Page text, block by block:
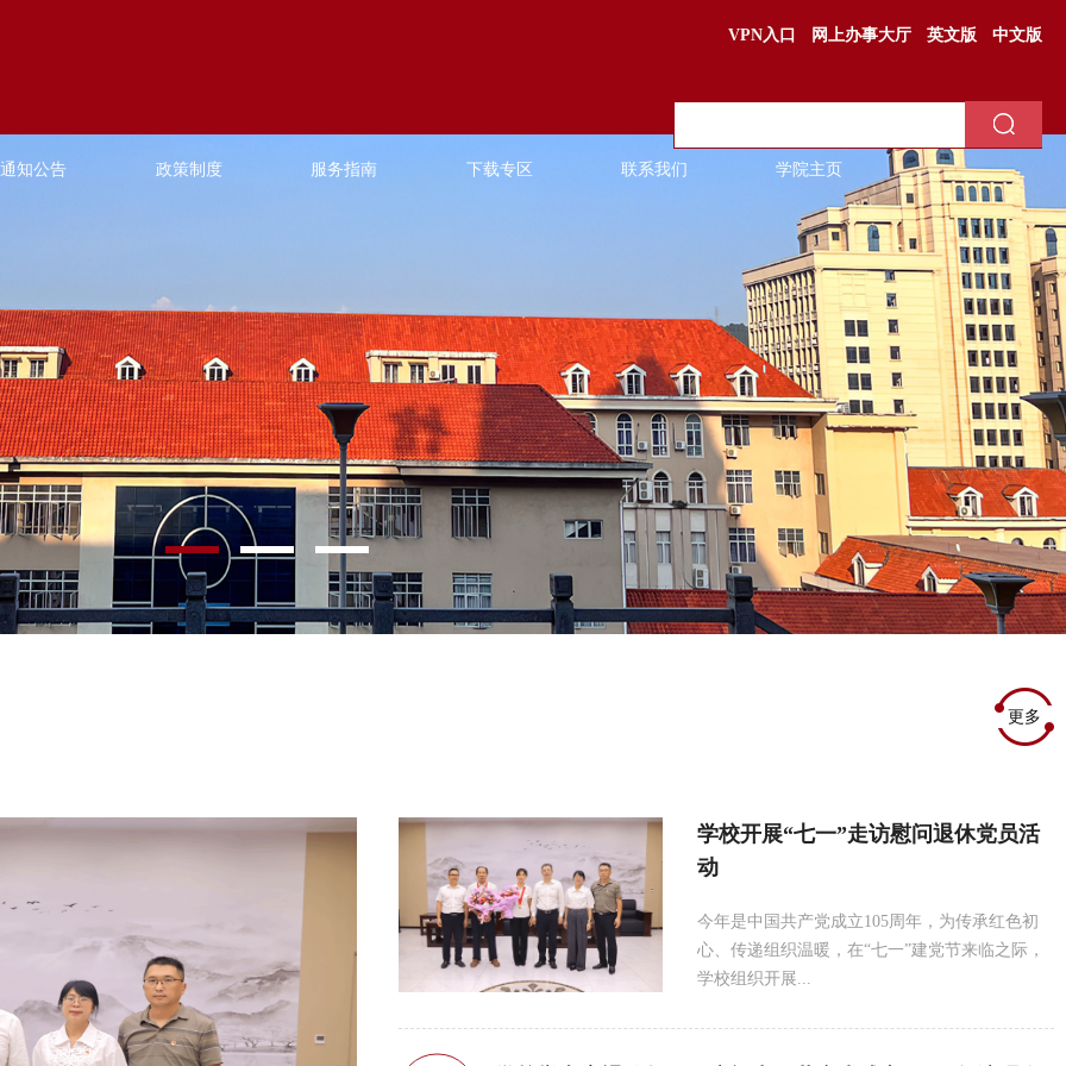
中文版
英文版
网上办事大厅
VPN入口
通知公告 政策制度 服务指南 下载专区 联系我们 学院主页
更多
学校开展“七一”走访慰问退休党员活
动
今年是中国共产党成立105周年，为传承红色初
心、传递组织温暖，在“七一”建党节来临之际，
学校组织开展...